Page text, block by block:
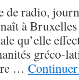
de radio,
à
qu’elle
gréco-
…